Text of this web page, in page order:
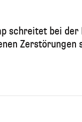
schreitet bei
Zerstörungen